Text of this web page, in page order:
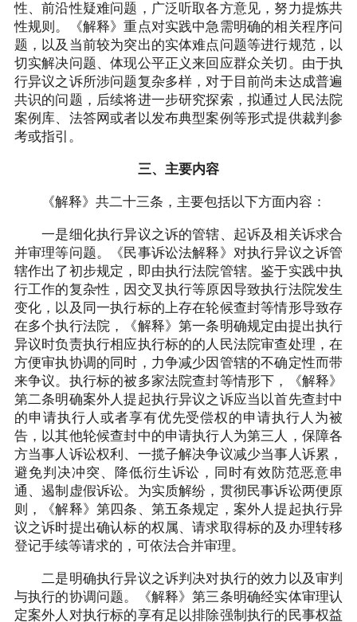
性、前沿性疑难问题，广泛听取各方意见，努力提炼共
性规则。《解释》重点对实践中急需明确的相关程序问
题，以及当前较为突出的实体难点问题等进行规范，以
切实解决问题、体现公平正义来回应群众关切。由于执
行异议之诉所涉问题复杂多样，对于目前尚未达成普遍
共识的问题，后续将进一步研究探索，拟通过人民法院
案例库、法答网或者以发布典型案例等形式提供裁判参
考或指引。
三、主要内容
《解释》共二十三条，主要包括以下方面内容：
一是细化执行异议之诉的管辖、起诉及相关诉求合
并审理等问题。《民事诉讼法解释》对执行异议之诉管
辖作出了初步规定，即由执行法院管辖。鉴于实践中执
行工作的复杂性，因交叉执行等原因导致执行法院发生
变化，以及同一执行标的上存在轮候查封等情形导致存
在多个执行法院，《解释》第一条明确规定由提出执行
异议时负责执行相应执行标的的人民法院审查处理，在
方便审执协调的同时，力争减少因管辖的不确定性而带
来争议。执行标的被多家法院查封等情形下，《解释》
第二条明确案外人提起执行异议之诉应当以首先查封中
的申请执行人或者享有优先受偿权的申请执行人为被
告，以其他轮候查封中的申请执行人为第三人，保障各
方当事人诉讼权利、一揽子解决争议减少当事人诉累，
避免判决冲突、降低衍生诉讼，同时有效防范恶意串
通、遏制虚假诉讼。为实质解纷，贯彻民事诉讼两便原
则，《解释》第四条、第五条规定，案外人提起执行异
议之诉时提出确认标的权属、请求取得标的及办理转移
登记手续等请求的，可依法合并审理。
二是明确执行异议之诉判决对执行的效力以及审判
与执行的协调问题。《解释》第三条明确经实体审理认
定案外人对执行标的享有足以排除强制执行的民事权益